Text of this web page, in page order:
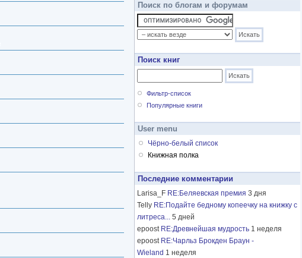
Поиск по блогам и форумам
Поиск книг
Фильтр-список
Популярные книги
User menu
Чёрно-белый список
Книжная полка
Последние комментарии
Larisa_F RE:Беляевская премия 3 дня
Telly RE:Подайте бедному копеечку на книжку с
литреса... 5 дней
epoost RE:Древнейшая мудрость 1 неделя
epoost RE:Чарльз Брокден Браун -
Wieland 1 неделя